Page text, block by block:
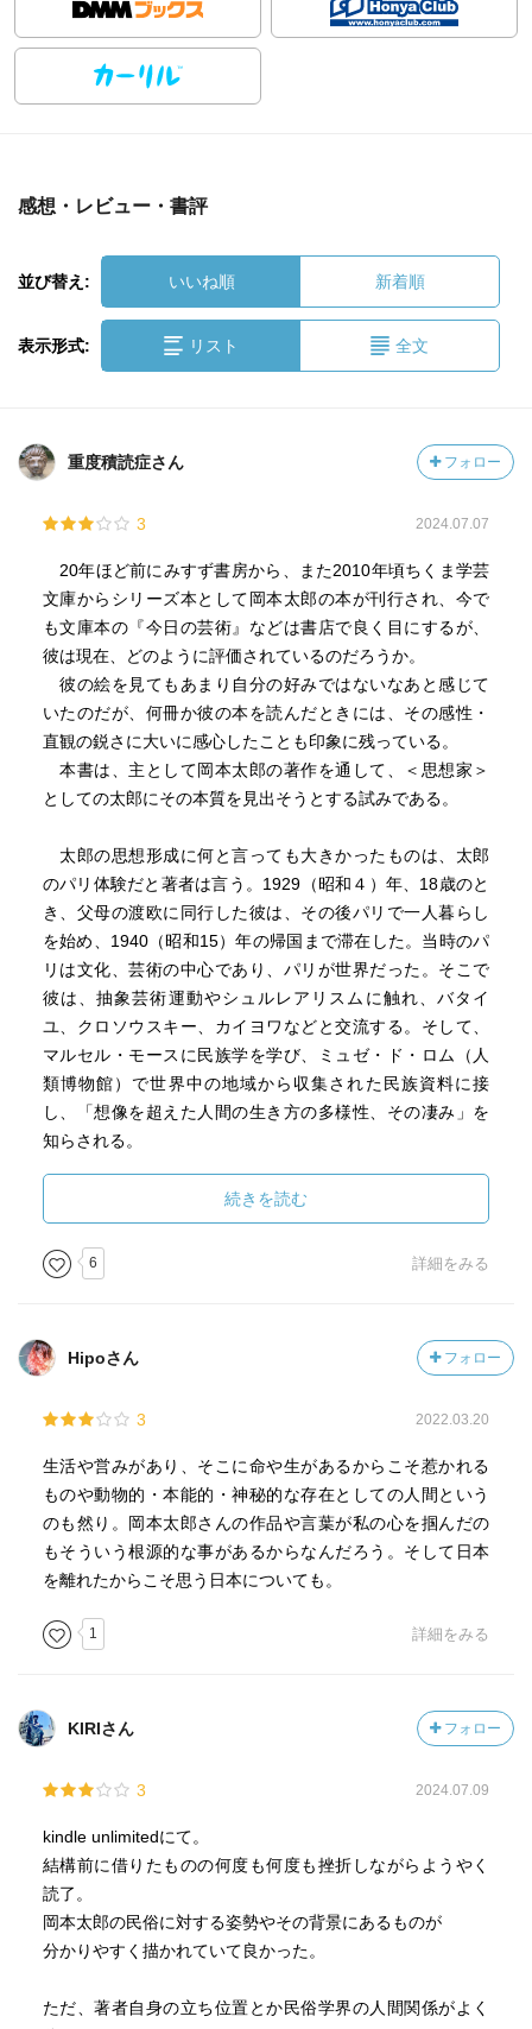
感想・レビュー・書評
並び替え: いいね順 新着順
表示形式: リスト 全文
重度積読症さん フォロー
3 2024.07.07
20年ほど前にみすず書房から、また2010年頃ちくま学芸
文庫からシリーズ本として岡本太郎の本が刊行され、今で
も文庫本の『今日の芸術』などは書店で良く目にするが、
彼は現在、どのように評価されているのだろうか。
彼の絵を見てもあまり自分の好みではないなあと感じて
いたのだが、何冊か彼の本を読んだときには、その感性・
直観の鋭さに大いに感心したことも印象に残っている。
本書は、主として岡本太郎の著作を通して、＜思想家＞
としての太郎にその本質を見出そうとする試みである。
太郎の思想形成に何と言っても大きかったものは、太郎
のパリ体験だと著者は言う。1929（昭和４）年、18歳のと
き、父母の渡欧に同行した彼は、その後パリで一人暮らし
を始め、1940（昭和15）年の帰国まで滞在した。当時のパ
リは文化、芸術の中心であり、パリが世界だった。そこで
彼は、抽象芸術運動やシュルレアリスムに触れ、バタイ
ユ、クロソウスキー、カイヨワなどと交流する。そして、
マルセル・モースに民族学を学び、ミュゼ・ド・ロム（人
類博物館）で世界中の地域から収集された民族資料に接
し、「想像を超えた人間の生き方の多様性、その凄み」を
知らされる。
以上を前史として、帰国そして敗戦を経ての太郎につい
て、いわゆる縄文土器の発見から、日本紀行三部作/『日本
再発見』『沖縄文化論ー忘れられた日本』『神秘日本』へ
と展開していく太郎の道行を追いかけていく。そのキーワ
縄、そして韓国と旅をし、そこで人間の営みを見、眼差し
を向け、思いを語る。太郎の日本紀行は、「世界的である
現場と化していったのだと著者は述べる。芸術や思想にお
ける世界性とは、それぞれの拠って立つ生の現場から繰り
広げられてゆく、民族や風土の泥にまみれた闘いの中から
獲得されてゆくものではなかったか、それを太郎は信じよ
うとした、と（401頁）。
続きを読む
6 詳細をみる
Hipoさん フォロー
3 2022.03.20
生活や営みがあり、そこに命や生があるからこそ惹かれる
ものや動物的・本能的・神秘的な存在としての人間という
のも然り。岡本太郎さんの作品や言葉が私の心を掴んだの
もそういう根源的な事があるからなんだろう。そして日本
を離れたからこそ思う日本についても。
1 詳細をみる
KIRIさん フォロー
3 2024.07.09
kindle unlimitedにて。
結構前に借りたものの何度も何度も挫折しながらようやく
読了。
岡本太郎の民俗に対する姿勢やその背景にあるものが
分かりやすく描かれていて良かった。
ただ、著者自身の立ち位置とか民俗学界の人間関係がよく